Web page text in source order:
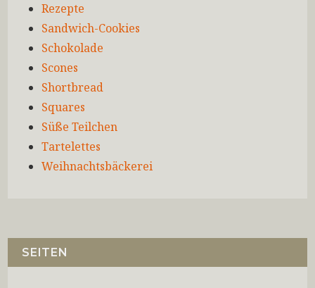
Rezepte
Sandwich-Cookies
Schokolade
Scones
Shortbread
Squares
Süße Teilchen
Tartelettes
Weihnachtsbäckerei
SEITEN